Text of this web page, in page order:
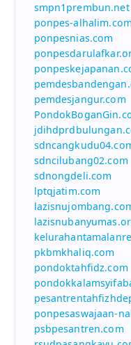
smpn1prembun.net
ponpes-alhalim.com
ponpesnias.com
pemdesjangur.com
sdncilubang02.com
sdnongdeli.com
lptqjatim.com
pkbmkhaliq.com
pondoktahfidz.com
ponpesaswajaan-
psbpesantren.com